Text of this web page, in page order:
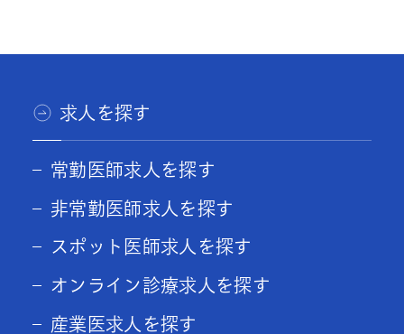
求人を探す
常勤医師求人を探す
非常勤医師求人を探す
スポット医師求人を探す
オンライン診療求人を探す
産業医求人を探す